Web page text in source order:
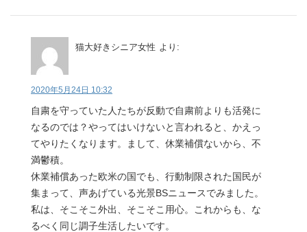
猫大好きシニア女性 より:
2020年5月24日 10:32
自粛を守っていた人たちが反動で自粛前よりも活発に
なるのでは？やってはいけないと言われると、かえっ
てやりたくなります。まして、休業補償ないから、不
満鬱積。
休業補償あった欧米の国でも、行動制限された国民が
集まって、声あげている光景BSニュースでみました。
私は、そこそこ外出、そこそこ用心。これからも、な
るべく同じ調子生活したいです。